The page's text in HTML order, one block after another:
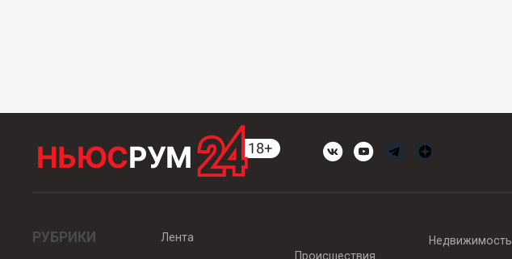
РУБРИКИ
Лента
Происшествия
Недвижимость